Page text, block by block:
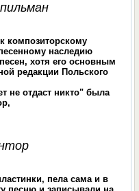
композиторскому
наследию
хотя его основным
редакции Польского
не отдаст никто" была
пела сама и в